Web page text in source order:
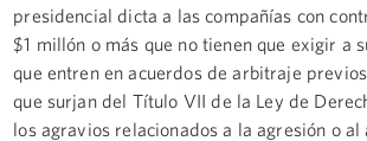
presidencial dicta a las compañías con
$1 millón o más que no tienen que exigir a
que entren en acuerdos de arbitraje
que surjan del Título VII de la Ley de
los agravios relacionados a la agresión o al